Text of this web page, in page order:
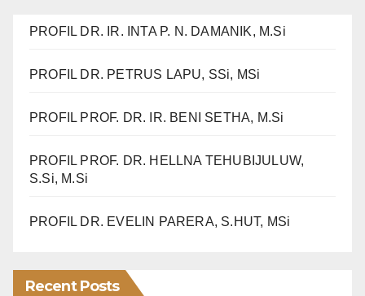
PROFIL DR. IR. INTA P. N. DAMANIK, M.Si
PROFIL DR. PETRUS LAPU, SSi, MSi
PROFIL PROF. DR. IR. BENI SETHA, M.Si
PROFIL PROF. DR. HELLNA TEHUBIJULUW,
S.Si, M.Si
PROFIL DR. EVELIN PARERA, S.HUT, MSi
Recent Posts